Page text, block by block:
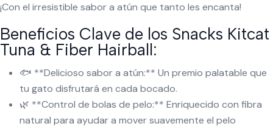
¡Con el irresistible sabor a atún que tanto les encanta!
Beneficios Clave de los Snacks Kitcat
Tuna & Fiber Hairball:
🐟 **Delicioso sabor a atún:** Un premio palatable que
tu gato disfrutará en cada bocado.
🌿 **Control de bolas de pelo:** Enriquecido con fibra
natural para ayudar a mover suavemente el pelo